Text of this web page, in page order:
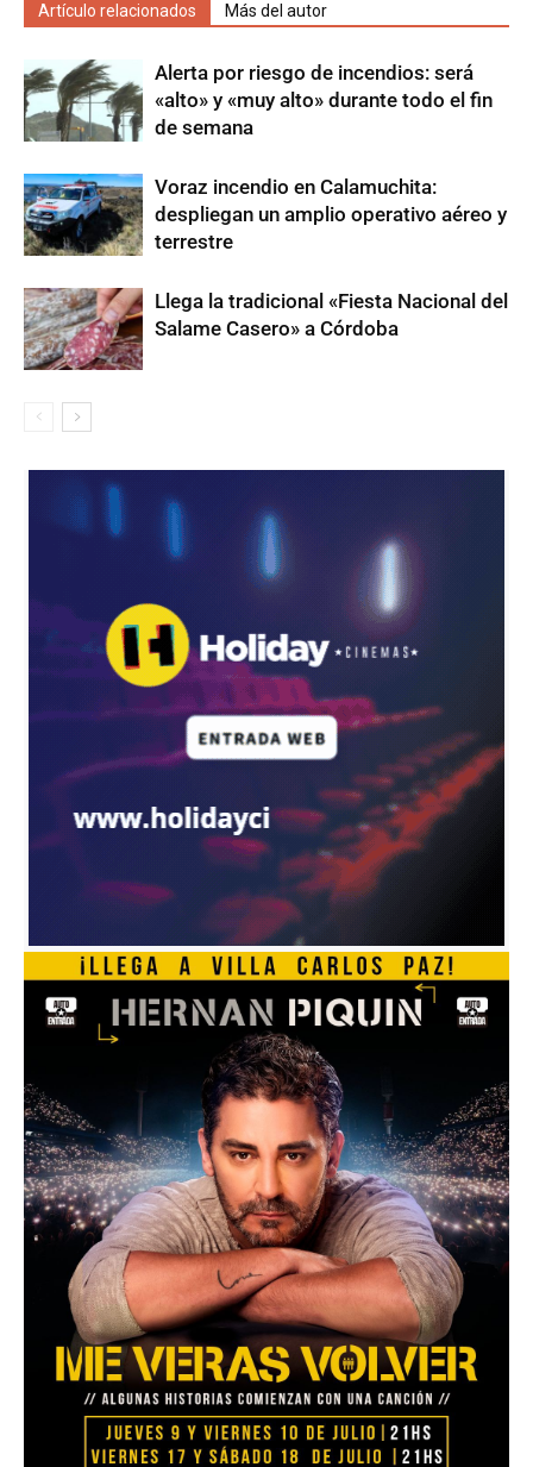
Artículo relacionados Más del autor
Alerta por riesgo de incendios: será
«alto» y «muy alto» durante todo el fin
de semana
Voraz incendio en Calamuchita:
despliegan un amplio operativo aéreo y
terrestre
Llega la tradicional «Fiesta Nacional del
Salame Casero» a Córdoba